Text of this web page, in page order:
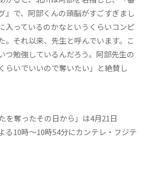
』で、阿部くんの頭脳がすごすぎまし
入っているのかなというくらいコンピ
。それ以来、先生と呼んでいます。こ
つ勉強しているんだろう。阿部先生の
らいでいいので奪いたい」と絶賛し
を奪ったその日から」は4月21日
る10時〜10時54分にカンテレ・フジテ